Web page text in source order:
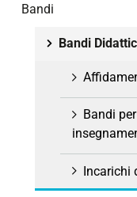
Bandi
Bandi
Bandi
Incarichi